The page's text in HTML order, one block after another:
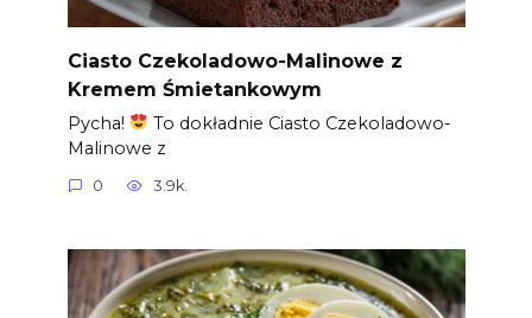
Ciasto Czekoladowo-Malinowe z
Kremem Śmietankowym
Pycha!
To dokładnie Ciasto Czekoladowo-
Malinowe z
0 3.9k.